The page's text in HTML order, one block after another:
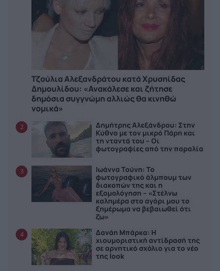
Τζούλια Αλεξανδράτου κατά Χρυσηίδας
Δημουλίδου: «Ανακάλεσε και ζήτησε
δημόσια συγγνώμη αλλιώς θα κινηθώ
νομικά»
2
Δημήτρης Αλεξάνδρου: Στην
Κύθνο με τον μικρό Πάρη και
τη νταντά του – Οι
φωτογραφίες από την παραλία
3
Ιωάννα Τούνη: Το
φωτογραφικό άλμπουμ των
διακοπών της και η
εξομολόγηση – «Στέλνω
καλημέρα στο αγόρι μου το
ξημέρωμα να βεβαιωθεί ότι
ζω»
4
Δανάη Μπάρκα: Η
χιουμοριστική αντίδρασή της
σε αρνητικό σχόλιο για το νέο
της look